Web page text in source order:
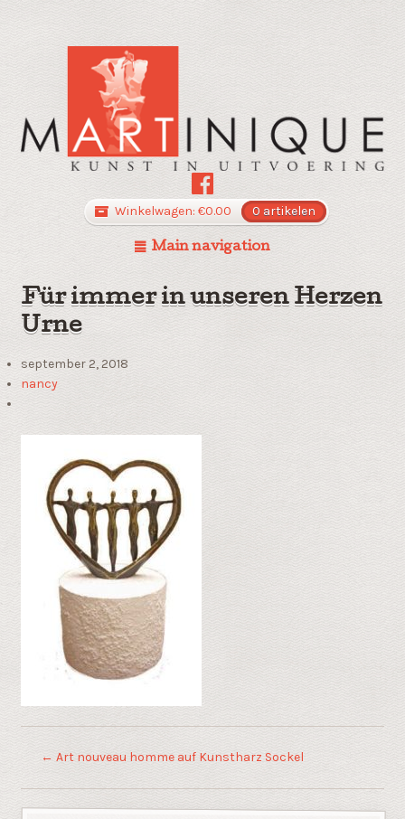
Winkelwagen: €0.00 0 artikelen
Main navigation
Für immer in unseren Herzen
Urne
september 2, 2018
nancy
← Art nouveau homme auf Kunstharz Sockel